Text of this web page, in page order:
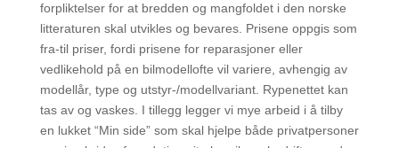
forpliktelser for at bredden og mangfoldet i den norske
litteraturen skal utvikles og bevares. Prisene oppgis som
fra-til priser, fordi prisene for reparasjoner eller
vedlikehold på en bilmodellofte vil variere, avhengig av
modellår, type og utstyr-/modellvariant. Rypenettet kan
tas av og vaskes. I tillegg legger vi mye arbeid i å tilby
en lukket “Min side” som skal hjelpe både privatpersoner